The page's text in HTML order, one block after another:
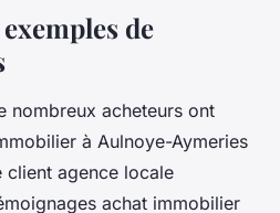
de
nombreux acheteurs ont
à Aulnoye-Aymeries
client agence locale
achat immobilier